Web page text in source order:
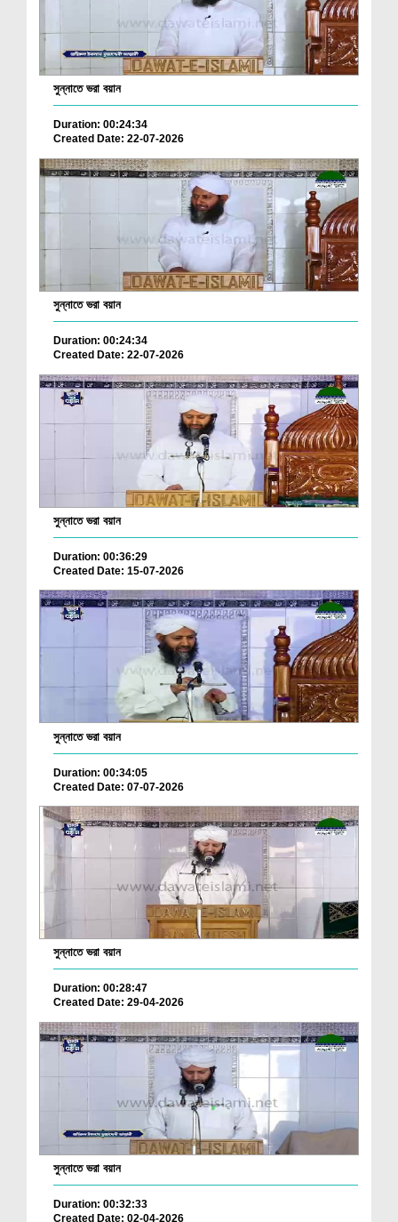
সুন্নাতে ভরা বয়ান
Duration: 00:24:34
Created Date: 22-07-2026
সুন্নাতে ভরা বয়ান
Duration: 00:24:34
Created Date: 22-07-2026
সুন্নাতে ভরা বয়ান
Duration: 00:36:29
Created Date: 15-07-2026
সুন্নাতে ভরা বয়ান
Duration: 00:34:05
Created Date: 07-07-2026
সুন্নাতে ভরা বয়ান
Duration: 00:28:47
Created Date: 29-04-2026
সুন্নাতে ভরা বয়ান
Duration: 00:32:33
Created Date: 02-04-2026